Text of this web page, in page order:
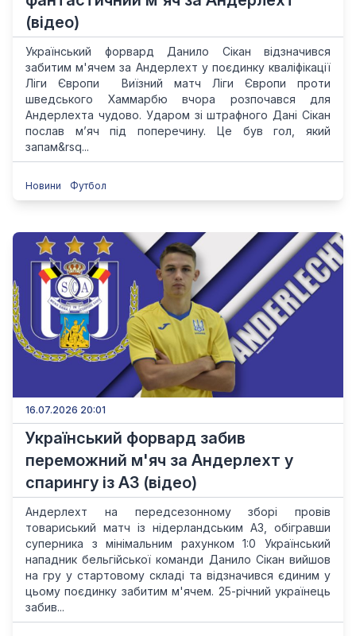
(відео)
Український форвард Данило Сікан відзначився
забитим м'ячем за Андерлехт у поєдинку кваліфікації
Ліги Європи Виїзний матч Ліги Європи проти
шведського Хаммарбю вчора розпочався для
Андерлехта чудово. Ударом зі штрафного Дані Сікан
послав м’яч під поперечину. Це був гол, який
запам&rsq...
Новини Футбол
16.07.2026 20:01
Український форвард забив
переможний м'яч за Андерлехт у
спарингу із АЗ (відео)
Андерлехт на передсезонному зборі провів
товариський матч із нідерландським АЗ, обігравши
суперника з мінімальним рахунком 1:0 Український
нападник бельгійської команди Данило Сікан вийшов
на гру у стартовому складі та відзначився єдиним у
цьому поєдинку забитим м'ячем. 25-річний українець
забив...